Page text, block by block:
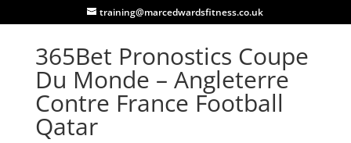
training@marcedwardsfitness.co.uk
365Bet Pronostics Coupe
Du Monde – Angleterre
Contre France Football
Qatar